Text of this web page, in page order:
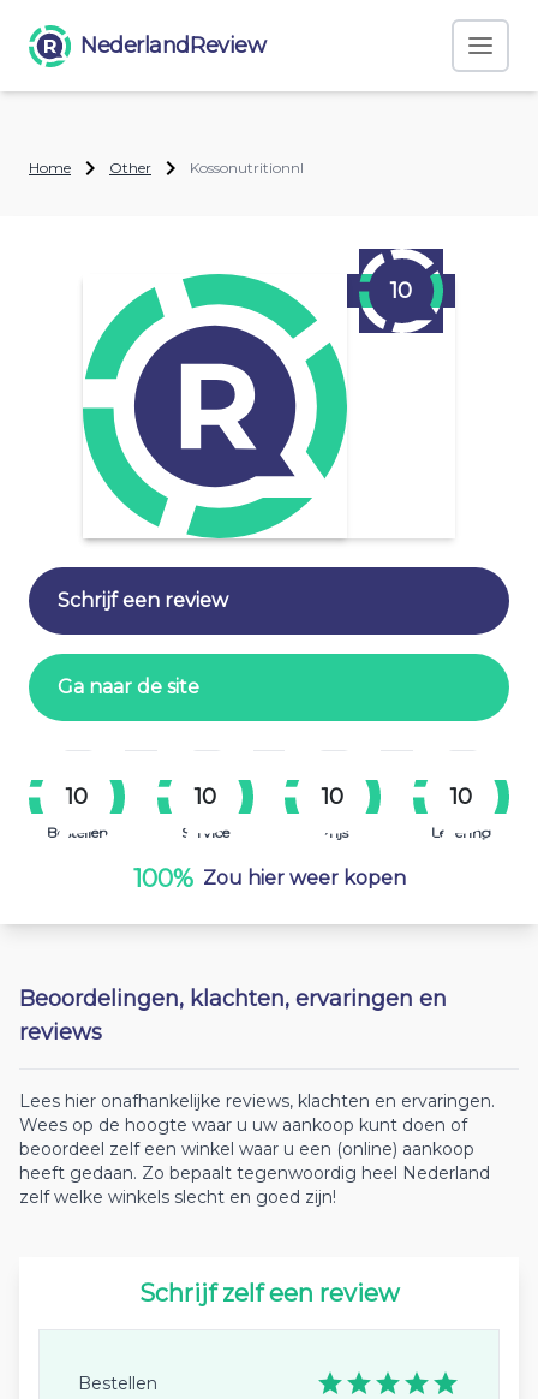
NederlandReview
Home Other Kossonutritionnl
10
Schrijf een review
Ga naar de site
10
Bestellen
10
Service
10
Prijs
10
Levering
100% Zou hier weer kopen
Beoordelingen, klachten, ervaringen en
reviews
Lees hier onafhankelijke reviews, klachten en ervaringen.
Wees op de hoogte waar u uw aankoop kunt doen of
beoordeel zelf een winkel waar u een (online) aankoop
heeft gedaan. Zo bepaalt tegenwoordig heel Nederland
zelf welke winkels slecht en goed zijn!
Schrijf zelf een review
Bestellen